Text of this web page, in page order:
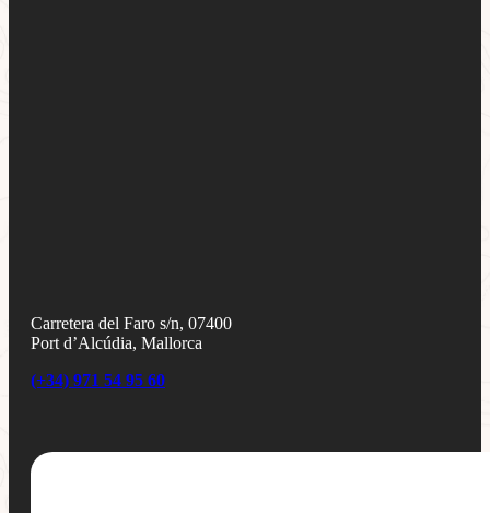
Carretera del Faro s/n, 07400
Port d’Alcúdia, Mallorca
(+34) 971 54 95 60